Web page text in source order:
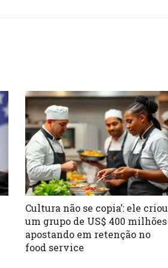
Cultura não se copia’: ele criou
um grupo de US$ 400 milhões
apostando em retenção no
food service